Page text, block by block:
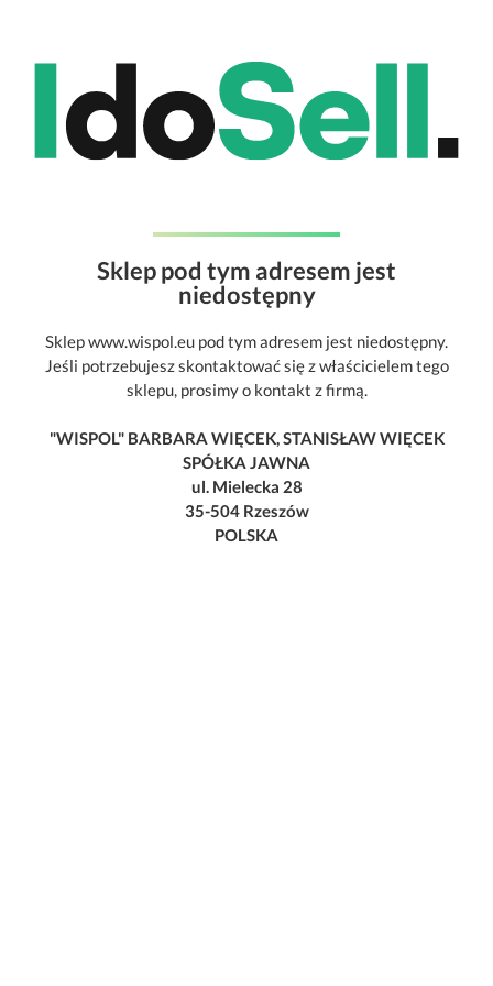
Sklep pod tym adresem jest
niedostępny
Sklep www.wispol.eu pod tym adresem jest niedostępny.
Jeśli potrzebujesz skontaktować się z właścicielem tego
sklepu, prosimy o kontakt z firmą.
"WISPOL" BARBARA WIĘCEK, STANISŁAW WIĘCEK
SPÓŁKA JAWNA
ul. Mielecka 28
35-504 Rzeszów
POLSKA